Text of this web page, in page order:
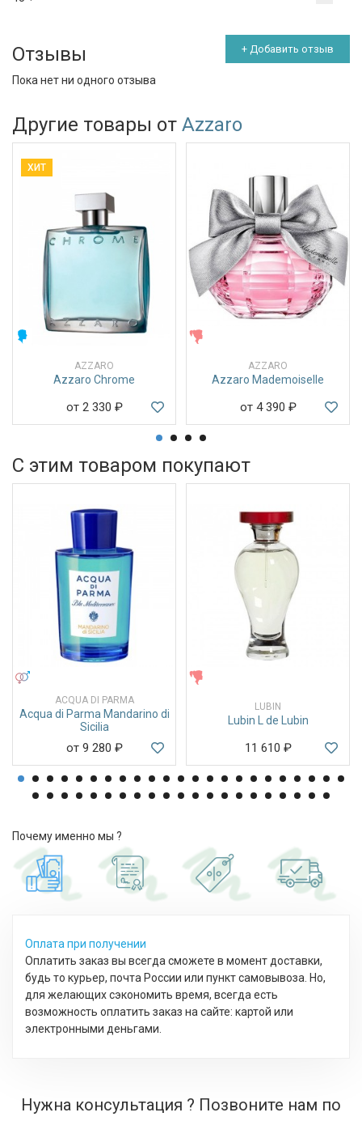
Отзывы + Добавить отзыв
Пока нет ни одного отзыва
Другие товары от Azzaro
ХИТ
МУЖСКИЕ
AZZARO
Azzaro Chrome
от 2 330 ₽
AZZARO
Azzaro Mademoiselle
от 4 390 ₽
С этим товаром покупают
ACQUA DI PARMA
Acqua di Parma Mandarino di
Sicilia
от 9 280 ₽
LUBIN
Lubin L de Lubin
11 610 ₽
Почему именно мы ?
Оплата при получении
Оплатить заказ вы всегда сможете в момент доставки,
будь то курьер, почта России или пункт самовывоза. Но,
для желающих сэкономить время, всегда есть
возможность оплатить заказ на сайте: картой или
электронными деньгами.
Нужна консультация ? Позвоните нам по